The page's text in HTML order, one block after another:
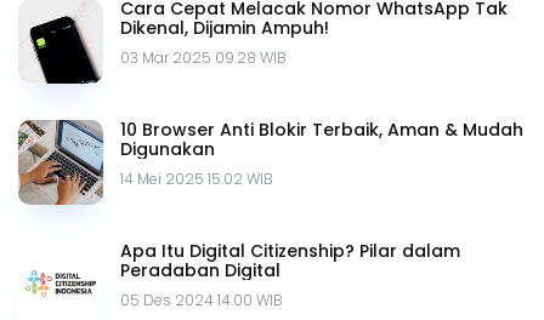
Cara Cepat Melacak Nomor WhatsApp Tak
Dikenal, Dijamin Ampuh!
03 Mar 2025 09.28 WIB
10 Browser Anti Blokir Terbaik, Aman & Mudah
Digunakan
14 Mei 2025 15.02 WIB
Apa Itu Digital Citizenship? Pilar dalam
Peradaban Digital
05 Des 2024 14.00 WIB